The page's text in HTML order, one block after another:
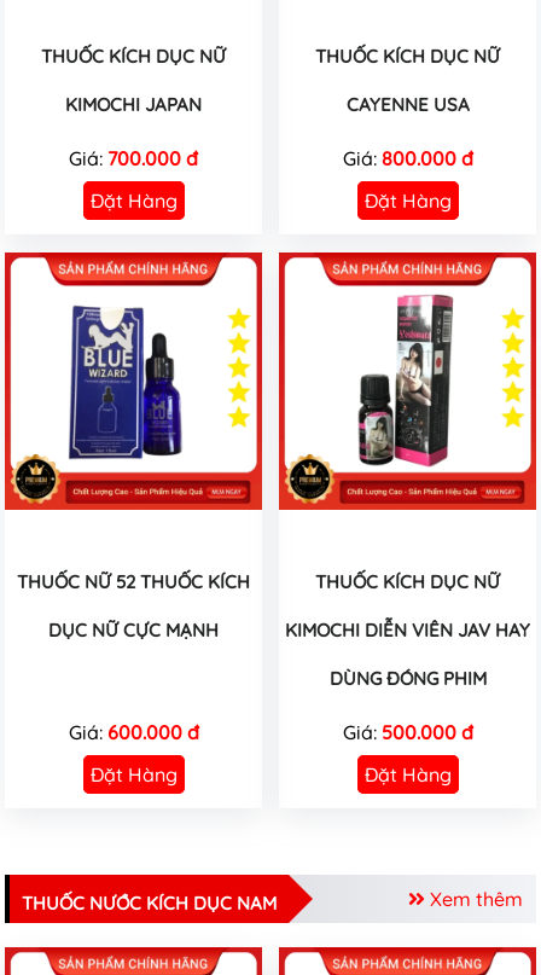
THUỐC KÍCH DỤC NỮ
KIMOCHI JAPAN
Giá: 700.000 đ
Đặt Hàng
THUỐC KÍCH DỤC NỮ
CAYENNE USA
Giá: 800.000 đ
Đặt Hàng
THUỐC NỮ 52 THUỐC KÍCH
DỤC NỮ CỰC MẠNH
Giá: 600.000 đ
Đặt Hàng
THUỐC KÍCH DỤC NỮ
KIMOCHI DIỄN VIÊN JAV HAY
DÙNG ĐÓNG PHIM
Giá: 500.000 đ
Đặt Hàng
Xem thêm
THUỐC NƯỚC KÍCH DỤC NAM